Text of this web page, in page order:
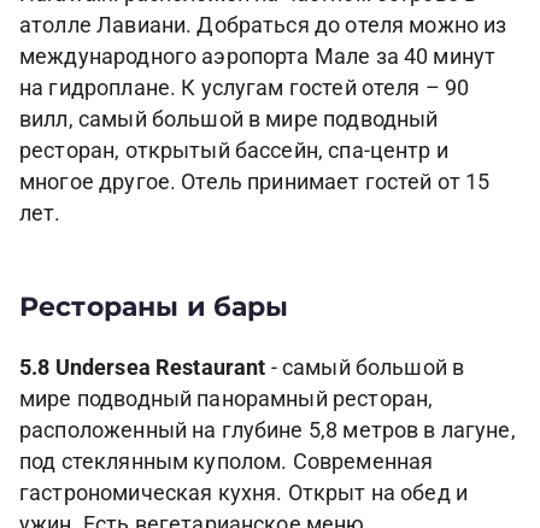
атолле Лавиани. Добраться до отеля можно из
международного аэропорта Мале за 40 минут
на гидроплане. К услугам гостей отеля – 90
вилл, самый большой в мире подводный
ресторан, открытый бассейн, спа-центр и
многое другое. Отель принимает гостей от 15
лет.
Рестораны и бары
5.8 Undersea Restaurant - самый большой в
мире подводный панорамный ресторан,
расположенный на глубине 5,8 метров в лагуне,
под стеклянным куполом. Современная
гастрономическая кухня. Открыт на обед и